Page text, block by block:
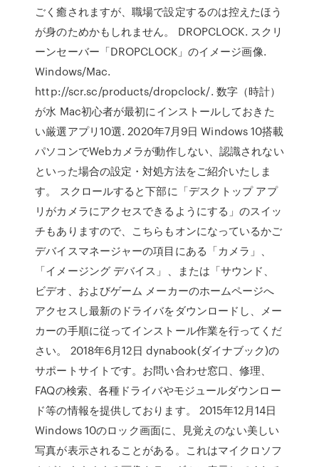
ごく癒されますが、職場で設定するのは控えたほう
が身のためかもしれません。 DROPCLOCK. スクリ
ーンセーバー「DROPCLOCK」のイメージ画像.
Windows/Mac.
http://scr.sc/products/dropclock/. 数字（時計）
が水 Mac初心者が最初にインストールしておきた
い厳選アプリ10選. 2020年7月9日 Windows 10搭載
パソコンでWebカメラが動作しない、認識されない
といった場合の設定・対処方法をご紹介いたしま
す。 スクロールすると下部に「デスクトップ アプ
リがカメラにアクセスできるようにする」のスイッ
チもありますので、こちらもオンになっているかご
デバイスマネージャーの項目にある「カメラ」、
「イメージング デバイス」、または「サウンド、
ビデオ、およびゲーム メーカーのホームページへ
アクセスし最新のドライバをダウンロードし、メー
カーの手順に従ってインストール作業を行ってくだ
さい。 2018年6月12日 dynabook(ダイナブック)の
サポートサイトです。お問い合わせ窓口、修理、
FAQの検索、各種ドライバやモジュールダウンロー
ド等の情報を提供しております。 2015年12月14日
Windows 10のロック画面に、見覚えのない美しい
写真が表示されることがある。これはマイクロソフ